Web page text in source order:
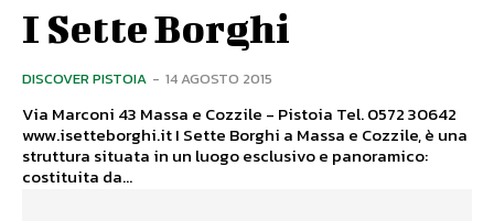
I Sette Borghi
DISCOVER PISTOIA - 14 AGOSTO 2015
Via Marconi 43 Massa e Cozzile - Pistoia Tel. 0572 30642
www.isetteborghi.it I Sette Borghi a Massa e Cozzile, è una
struttura situata in un luogo esclusivo e panoramico:
costituita da...